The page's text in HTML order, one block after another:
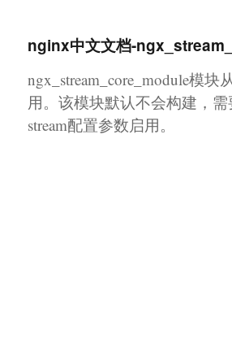
幸福日记
nginx中文文档-
ngx_stream_core_module模块
用。该模块默认不会构建，
stream配置参数启用。